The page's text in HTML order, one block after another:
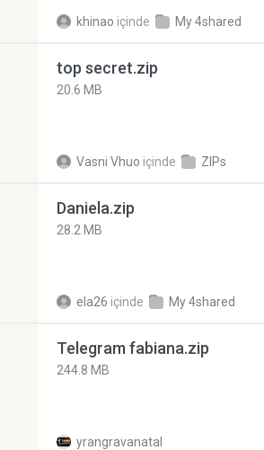
khinao içinde My 4shared
top secret.zip
20.6 MB
Vasni Vhuo içinde ZIPs
Daniela.zip
28.2 MB
ela26 içinde My 4shared
Telegram fabiana.zip
244.8 MB
yrangravanatal